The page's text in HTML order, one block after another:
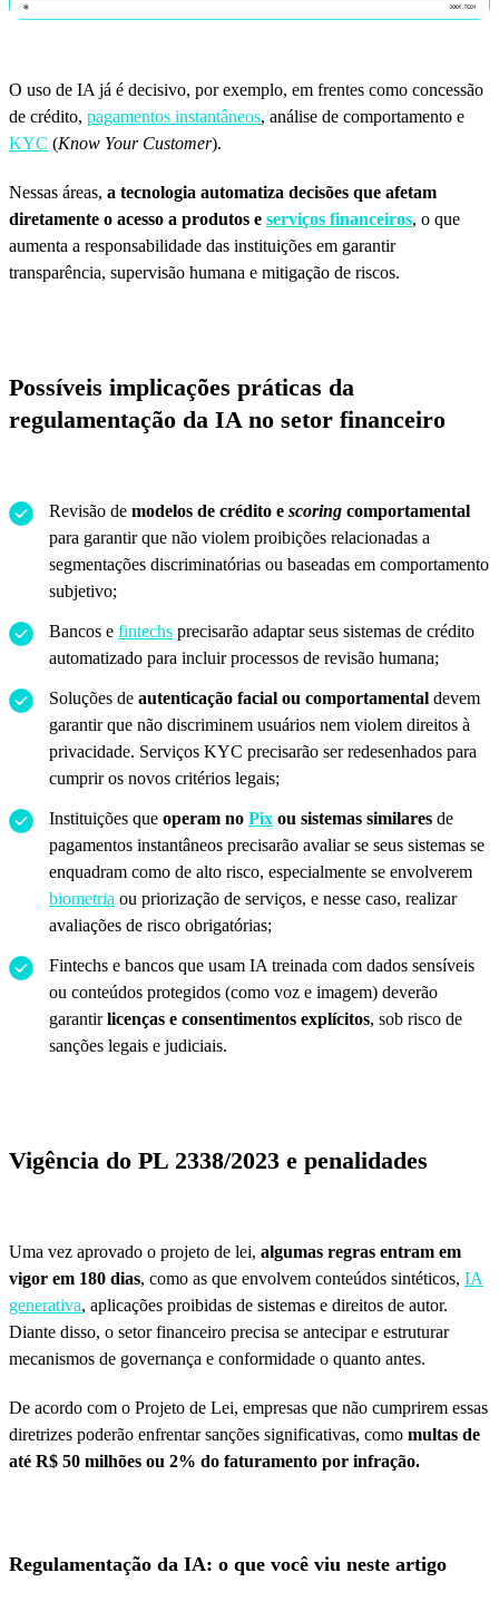
O uso de IA já é decisivo, por exemplo, em frentes como concessão
de crédito, pagamentos instantâneos, análise de comportamento e
KYC (Know Your Customer).
Nessas áreas, a tecnologia automatiza decisões que afetam
diretamente o acesso a produtos e serviços financeiros, o que
aumenta a responsabilidade das instituições em garantir
transparência, supervisão humana e mitigação de riscos.
Possíveis implicações práticas da
regulamentação da IA no setor financeiro
Revisão de modelos de crédito e scoring comportamental
para garantir que não violem proibições relacionadas a
segmentações discriminatórias ou baseadas em comportamento
subjetivo;
Bancos e fintechs precisarão adaptar seus sistemas de crédito
automatizado para incluir processos de revisão humana;
Soluções de autenticação facial ou comportamental devem
garantir que não discriminem usuários nem violem direitos à
privacidade. Serviços KYC precisarão ser redesenhados para
cumprir os novos critérios legais;
Instituições que operam no Pix ou sistemas similares de
pagamentos instantâneos precisarão avaliar se seus sistemas se
enquadram como de alto risco, especialmente se envolverem
biometria ou priorização de serviços, e nesse caso, realizar
avaliações de risco obrigatórias;
Fintechs e bancos que usam IA treinada com dados sensíveis
ou conteúdos protegidos (como voz e imagem) deverão
garantirlicenças e consentimentos explícitos, sob risco de
sanções legais e judiciais.
Vigência do PL 2338/2023 e penalidades
Uma vez aprovado o projeto de lei, algumas regras entram em
vigor em 180 dias, como as que envolvem conteúdos sintéticos, IA
generativa, aplicações proibidas de sistemas e direitos de autor.
Diante disso, o setor financeiro precisa se antecipar e estruturar
mecanismos de governança e conformidade o quanto antes.
De acordo com o Projeto de Lei, empresas que não cumprirem essas
diretrizes poderão enfrentar sanções significativas, como multas de
até R$ 50 milhões ou 2% do faturamento por infração.
Regulamentação da IA: o que você viu neste artigo